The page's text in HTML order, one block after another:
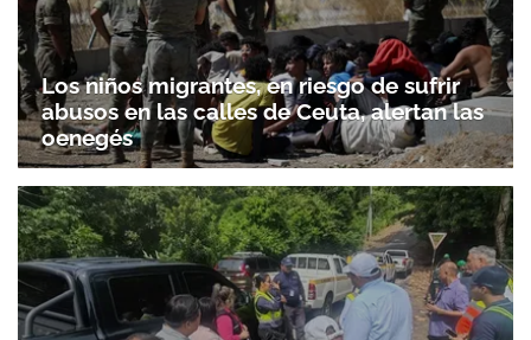
Los niños migrantes, en riesgo de sufrir
abusos en las calles de Ceuta, alertan las
oenegés